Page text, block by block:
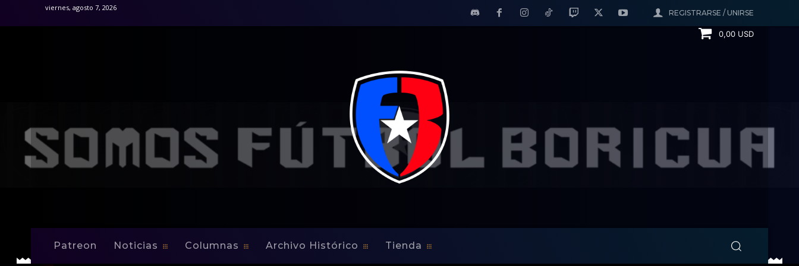
REGISTRARSE / UNIRSE
viernes, agosto 7, 2026
0,00 USD
Patreon Noticias Columnas Archivo Histórico Tienda